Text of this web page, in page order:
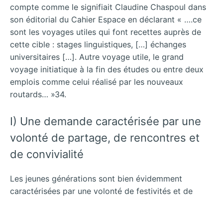
compte comme le signifiait Claudine Chaspoul dans
son éditorial du Cahier Espace en déclarant « ….ce
sont les voyages utiles qui font recettes auprès de
cette cible : stages linguistiques, […] échanges
universitaires […]. Autre voyage utile, le grand
voyage initiatique à la fin des études ou entre deux
emplois comme celui réalisé par les nouveaux
routards… »34.
I) Une demande caractérisée par une
volonté de partage, de rencontres et
de convivialité
Les jeunes générations sont bien évidemment
caractérisées par une volonté de festivités et de